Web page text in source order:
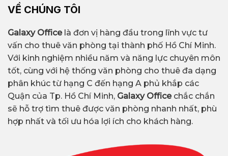
VỀ CHÚNG TÔI
Galaxy Officelà đơn vị hàng đầu trong lĩnh vực tư
vấn cho thuê văn phòng tại thành phố Hồ Chí Minh.
Với kinh nghiệm nhiều năm và năng lực chuyên môn
tốt, cùng với hệ thống văn phòng cho thuê đa dạng
phân khúc từ hạng C đến hạng A phủ khắp các
Quận của Tp. Hồ Chí Minh, Galaxy Office chắc chắn
sẽ hỗ trợ tìm thuê được văn phòng nhanh nhất, phù
hợp nhất và tối ưu hóa lợi ích cho khách hàng.